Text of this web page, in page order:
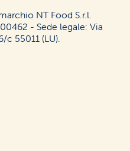
NT Food S.r.l.
- Sede legale: Via
c 55011 (LU).